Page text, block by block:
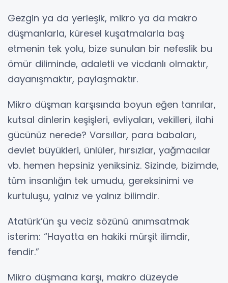
Gezgin ya da yerleşik, mikro ya da makro
düşmanlarla, küresel kuşatmalarla baş
etmenin tek yolu, bize sunulan bir nefeslik bu
ömür diliminde, adaletli ve vicdanlı olmaktır,
dayanışmaktır, paylaşmaktır.
Mikro düşman karşısında boyun eğen tanrılar,
kutsal dinlerin keşişleri, evliyaları, vekilleri, ilahi
gücünüz nerede? Varsıllar, para babaları,
devlet büyükleri, ünlüler, hırsızlar, yağmacılar
vb. hemen hepsiniz yeniksiniz. Sizinde, bizimde,
tüm insanlığın tek umudu, gereksinimi ve
kurtuluşu, yalnız ve yalnız bilimdir.
Atatürk’ün şu veciz sözünü anımsatmak
isterim: “Hayatta en hakiki mürşit ilimdir,
fendir.”
Mikro düşmana karşı, makro düzeyde